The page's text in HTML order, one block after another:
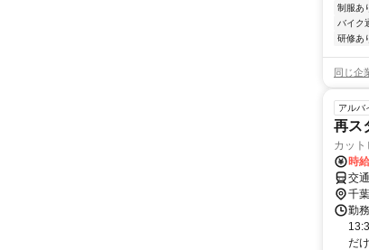
制服あ
バイク
研修あ
同じ企
アルバ
再ス
カッ
時
交
千
勤
だ